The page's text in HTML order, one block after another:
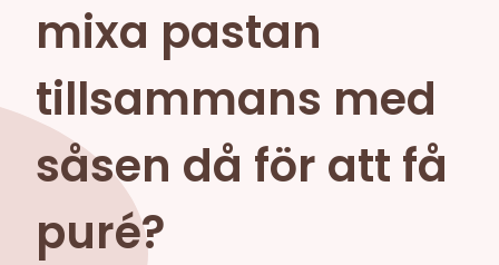
mixa pastan
tillsammans med
såsen då för att få
puré?